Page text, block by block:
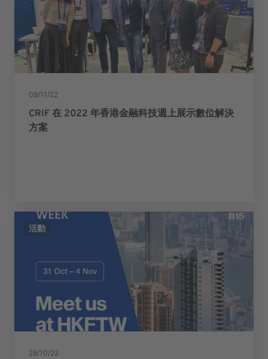
08/11/22
CRIF 在 2022 年香港金融科技週上展示數位解決
方案
活動
28/10/22